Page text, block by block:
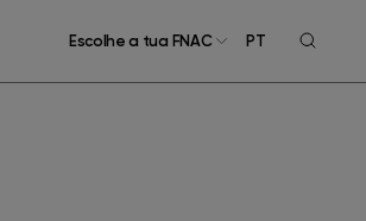
Escolhe a tua FNAC PT